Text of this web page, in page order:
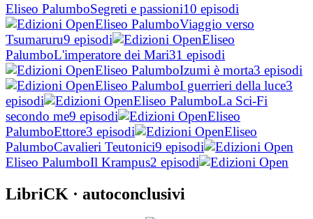
Eliseo PalumboSegreti e passioni10 episodi
Eliseo PalumboViaggio verso
Tsumaruru9 episodi
Eliseo
PalumboL'imperatore dei Mari31 episodi
Eliseo PalumboIzumi è morta3 episodi
Eliseo PalumboI guerrieri della luce3
episodi
Eliseo PalumboLa Sci-Fi
secondo me9 episodi
Eliseo
PalumboEttore3 episodi
Eliseo
PalumboCavalieri Teutonici9 episodi
Eliseo PalumboIl Krampus2 episodi
LibriCK · autoconclusivi